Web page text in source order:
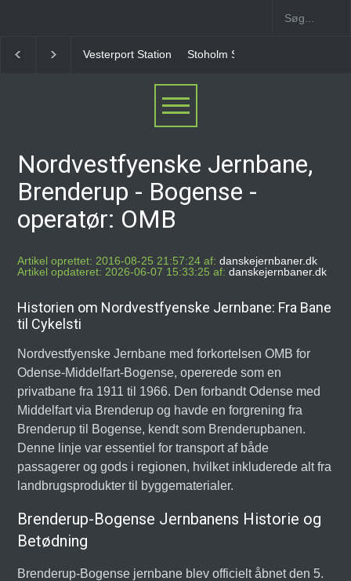
Stoholm Station Klampenborgbane Station
Nordvestfyenske Jernbane,
Brenderup - Bogense -
operatør: OMB
Artikel oprettet: 2016-08-25 21:57:24 af: danskejernbaner.dk
Artikel opdateret: 2026-06-07 15:33:25 af: danskejernbaner.dk
Historien om Nordvestfyenske Jernbane: Fra Bane
til Cykelsti
Nordvestfyenske Jernbane med forkortelsen OMB for
Odense-Middelfart-Bogense, opererede som en
privatbane fra 1911 til 1966. Den forbandt Odense med
Middelfart via Brenderup og havde en forgrening fra
Brenderup til Bogense, kendt som Brenderupbanen.
Denne linje var essentiel for transport af både
passagerer og gods i regionen, hvilket inkluderede alt fra
landbrugsprodukter til byggematerialer.
Brenderup-Bogense Jernbanens Historie og
Betødning
Brenderup-Bogense jernbane blev officielt åbnet den 5.